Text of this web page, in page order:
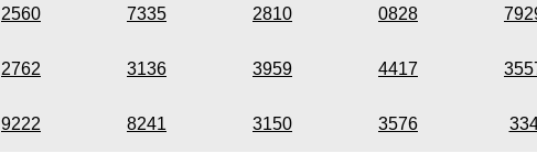
2560 7335 2810 0828
2762 3136 3959 4417
9222 8241 3150 3576